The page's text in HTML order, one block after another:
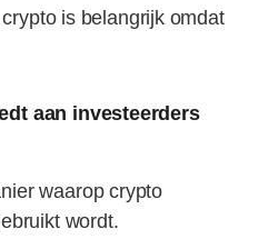
is belangrijk omdat
aan investeerders
waarop crypto
wordt.